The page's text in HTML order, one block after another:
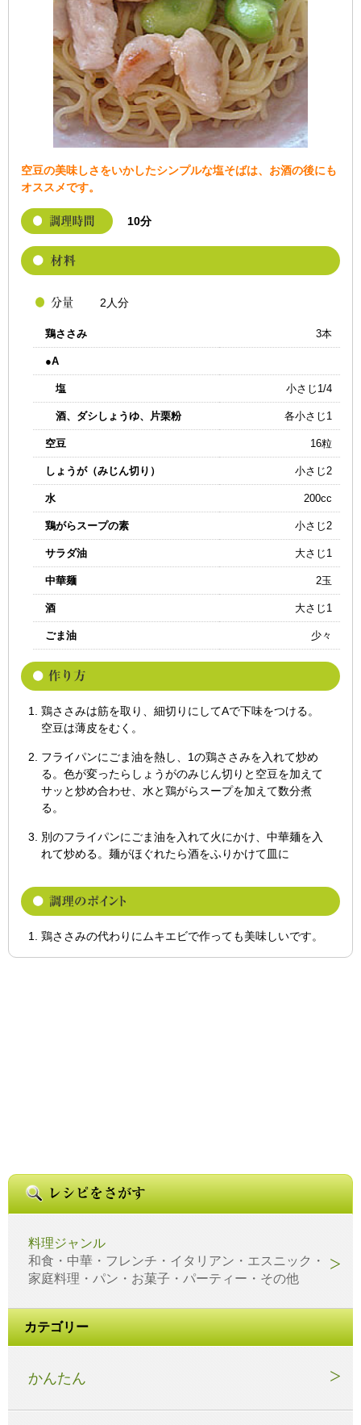
空豆の美味しさをいかしたシンプルな塩そばは、お酒の後にも
オススメです。
10分
2人分
鶏ささみ 3本
●A
塩 小さじ1/4
酒、ダシしょうゆ、片栗粉 各小さじ1
空豆 16粒
しょうが（みじん切り） 小さじ2
水 200cc
鶏がらスープの素 小さじ2
サラダ油 大さじ1
中華麺 2玉
酒 大さじ1
ごま油 少々
鶏ささみは筋を取り、細切りにしてAで下味をつける。
空豆は薄皮をむく。
フライパンにごま油を熱し、1の鶏ささみを入れて炒め
る。色が変ったらしょうがのみじん切りと空豆を加えて
サッと炒め合わせ、水と鶏がらスープを加えて数分煮
る。
別のフライパンにごま油を入れて火にかけ、中華麺を入
れて炒める。麺がほぐれたら酒をふりかけて皿に
鶏ささみの代わりにムキエビで作っても美味しいです。
料理ジャンル
和食・中華・フレンチ・イタリアン・エスニック・
家庭料理・パン・お菓子・パーティー・その他
カテゴリー
かんたん